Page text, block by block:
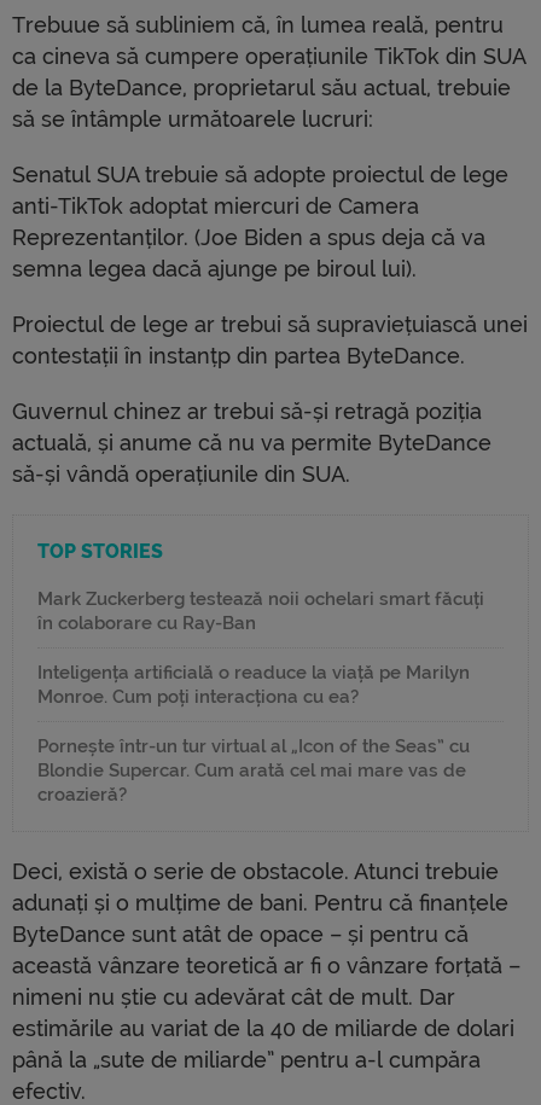
Trebuue să subliniem că, în lumea reală, pentru
ca cineva să cumpere operațiunile TikTok din SUA
de la ByteDance, proprietarul său actual, trebuie
să se întâmple următoarele lucruri:
Senatul SUA trebuie să adopte proiectul de lege
anti-TikTok adoptat miercuri de Camera
Reprezentanților. (Joe Biden a spus deja că va
semna legea dacă ajunge pe biroul lui).
Proiectul de lege ar trebui să supraviețuiască unei
contestații în instanțp din partea ByteDance.
Guvernul chinez ar trebui să-și retragă poziția
actuală, și anume că nu va permite ByteDance
să-și vândă operațiunile din SUA.
TOP STORIES
Mark Zuckerberg testează noii ochelari smart făcuți
în colaborare cu Ray-Ban
Inteligența artificială o readuce la viață pe Marilyn
Monroe. Cum poți interacționa cu ea?
Pornește într-un tur virtual al „Icon of the Seas” cu
Blondie Supercar. Cum arată cel mai mare vas de
croazieră?
Deci, există o serie de obstacole. Atunci trebuie
adunați și o mulțime de bani. Pentru că finanțele
ByteDance sunt atât de opace – și pentru că
această vânzare teoretică ar fi o vânzare forțată –
nimeni nu știe cu adevărat cât de mult. Dar
estimările au variat de la 40 de miliarde de dolari
până la „sute de miliarde” pentru a-l cumpăra
efectiv.